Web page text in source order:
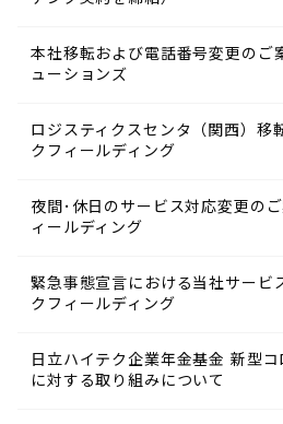
本社移転および電話番号変更のご
ューションズ
ロジスティクスセンタ（関西）移
クフィールディング
夜間･休日のサービス対応変更の
ィールディング
緊急事態宣言における当社サービ
クフィールディング
日立ハイテク企業年金基金 新型
に対する取り組みについて